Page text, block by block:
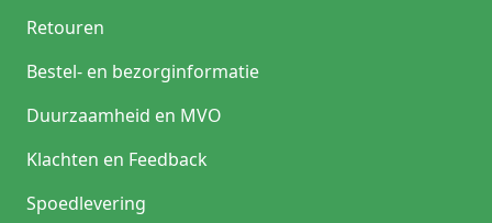
Retouren
Bestel- en bezorginformatie
Duurzaamheid en MVO
Klachten en Feedback
Spoedlevering